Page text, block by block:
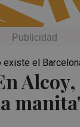
existe el